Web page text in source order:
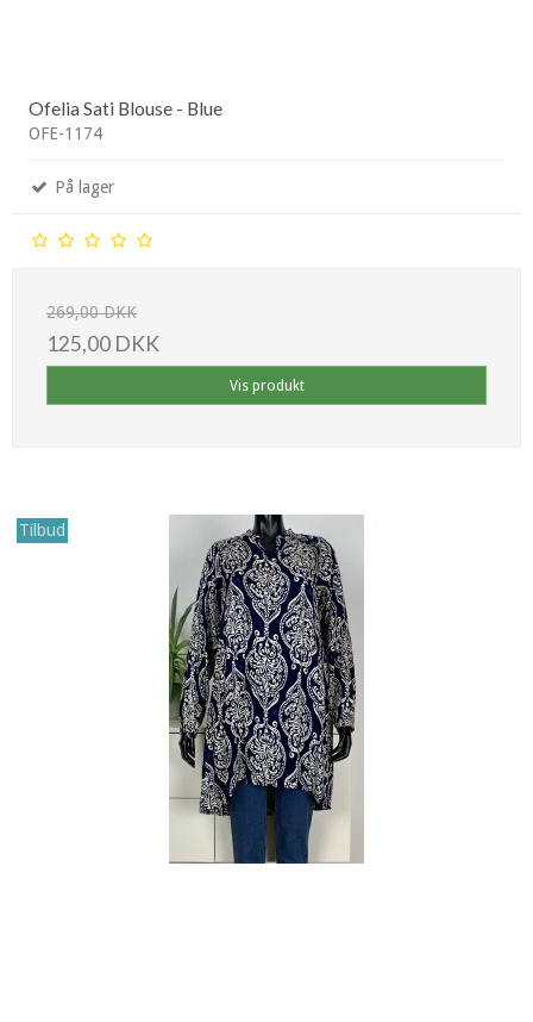
Ofelia Sati Blouse - Blue
OFE-1174
På lager
269,00 DKK
125,00 DKK
Vis produkt
Tilbud